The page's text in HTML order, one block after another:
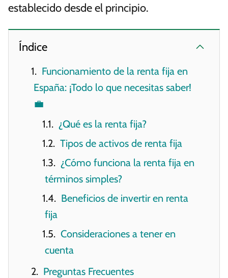
establecido desde el principio.
Índice
Funcionamiento de la renta fija en
España: ¡Todo lo que necesitas saber!
💼
¿Qué es la renta fija?
Tipos de activos de renta fija
¿Cómo funciona la renta fija en
términos simples?
Beneficios de invertir en renta
fija
Consideraciones a tener en
cuenta
Preguntas Frecuentes